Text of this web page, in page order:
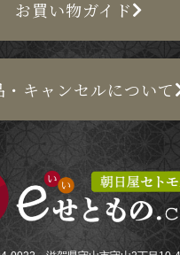
お買い物ガイド
・キャンセルについて